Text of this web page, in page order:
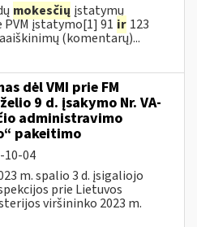
mokesčių įstatymų
įstatymo[1] 91 ir 123
(komentarų)...
dėl VMI prie FM
9 d. įsakymo Nr. VA-
administravimo
pakeitimo
10-04
m. spalio 3 d. įsigaliojo
prie Lietuvos
viršininko 2023 m.